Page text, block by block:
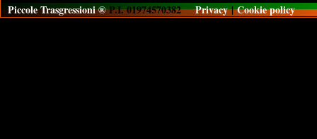
Piccole Trasgressioni ®P.I. 01974570382Privacy|Cookie policy